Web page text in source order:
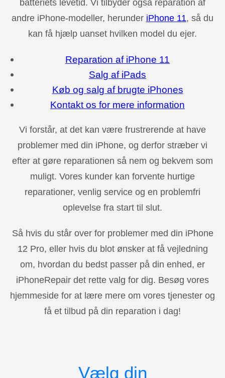
batteriets levetid. Vi tilbyder også reparation af
andre iPhone-modeller, herunder iPhone 11, så du
kan få hjælp uanset hvilken model du ejer.
Reparation af iPhone 11
Salg af iPads
Køb og salg af brugte iPhones
Kontakt os for mere information
Vi forstår, at det kan være frustrerende at have
problemer med din iPhone, og derfor stræber vi
efter at gøre reparationen så nem og bekvem som
muligt. Vores kunder kan forvente hurtige
reparationer, venlig service og en problemfri
oplevelse fra start til slut.
Så hvis du står over for problemer med din iPhone
12 Pro, eller hvis du blot ønsker at få vejledning
om, hvordan du bedst passer på din enhed, er
iPhoneRepair det rette valg for dig. Besøg vores
hjemmeside for at lære mere om vores tjenester og
få et tilbud på din reparation i dag!
Vælg din